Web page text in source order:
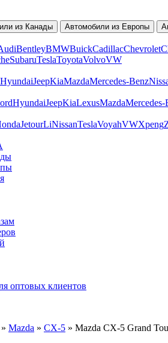
из Канады Автомобили из Европы
BentleyBMWBuickCadillacChevrolet
SubaruTeslaToyotaVolvoVW
HyundaiJeepKiaMazdaMercedes-Benz
HyundaiJeepKiaLexusMazdaMercedes-
JetourLiNissanTeslaVoyahVWXpeng
оптовых клиентов
» Mazda » CX-5 » Mazda CX-5 Grand